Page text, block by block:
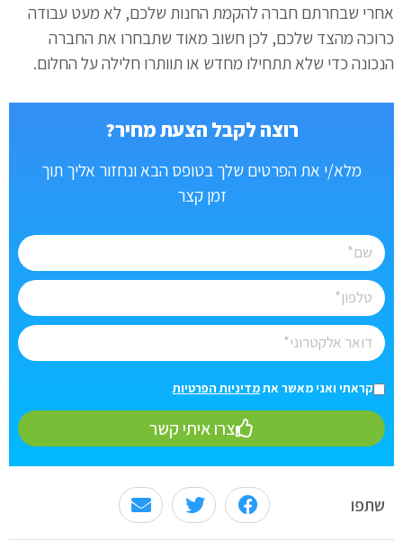
אחרי שבחרתם חברה להקמת החנות שלכם, לא מעט עבודה
כרוכה מהצד שלכם, לכן חשוב מאוד שתבחרו את החברה
הנכונה כדי שלא תתחילו מחדש או תוותרו חלילה על החלום.
רוצה לקבל הצעת מחיר?
מלא/י את הפרטים שלך בטופס הבא ונחזור אליך תוך
זמן קצר
קראתי ואני מאשר אתמדיניות הפרטיות
צרו איתי קשר
שתפו